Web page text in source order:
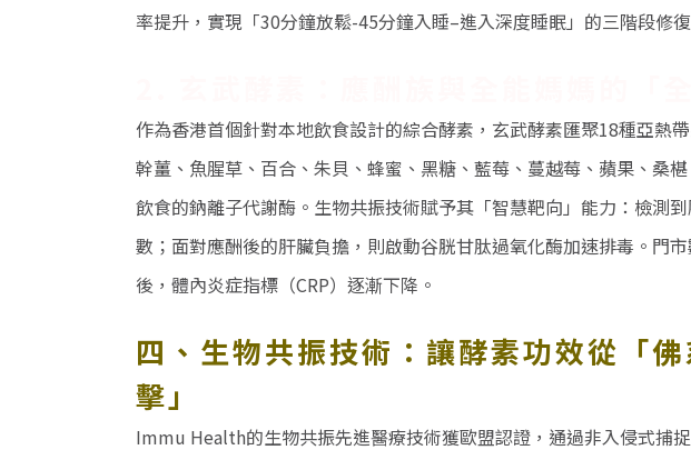
率提升，實現「30分鐘放鬆-45分鐘入睡–進入深度睡眠」的三階段修復
作為香港首個針對本地飲食設計的綜合酵素，玄武酵素匯聚18種亞熱
幹薑、魚腥草、百合、朱貝、蜂蜜、黑糖、藍莓、蔓越莓、蘋果、桑
飲食的鈉離子代謝酶。生物共振技術賦予其「智慧靶向」能力：檢測
數；面對應酬後的肝臟負擔，則啟動谷胱甘肽過氧化酶加速排毒。門
後，體內炎症指標（CRP）逐漸下降。
四、生物共振技術：讓酵素功效從「
擊」
Immu Health的生物共振先進醫療技術獲歐盟認證，通過非入侵式捕